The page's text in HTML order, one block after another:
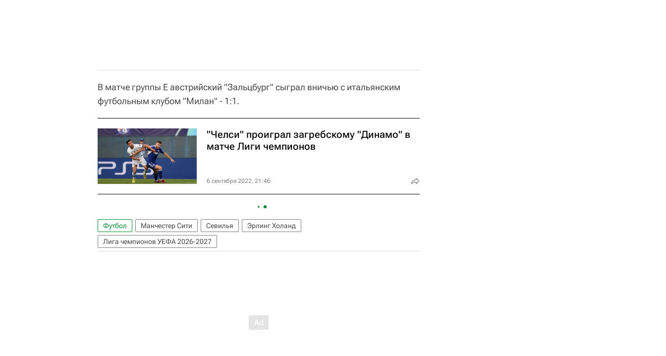
В матче группы E австрийский "Зальцбург" сыграл вничью с итальянским
футбольным клубом "Милан" - 1:1.
"Челси" проиграл загребскому "Динамо" в
матче Лиги чемпионов
6 сентября 2022, 21:46
Футбол Манчестер Сити Севилья
Эрлинг Холанд
Лига чемпионов УЕФА 2026-2027